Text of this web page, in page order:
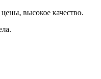
высокое качество.